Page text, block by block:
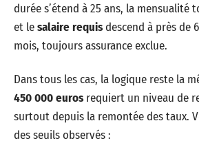
durée s’étend à 25 ans, la mensualité
et lesalaire requisdescend à près de
mois, toujours assurance exclue.
Dans tous les cas, la logique reste la
450 000 eurosrequiert un niveau de
surtout depuis la remontée des taux.
des seuils observés :